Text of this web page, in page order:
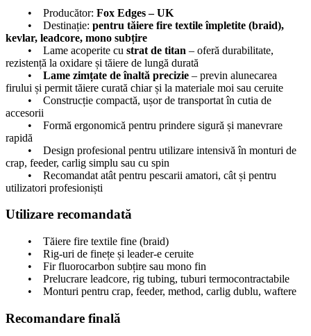
• Producător: Fox Edges – UK
• Destinație: pentru tăiere fire textile împletite (braid),
kevlar, leadcore, mono subțire
• Lame acoperite cu strat de titan – oferă durabilitate,
rezistență la oxidare și tăiere de lungă durată
• Lame zimțate de înaltă precizie – previn alunecarea
firului și permit tăiere curată chiar și la materiale moi sau ceruite
• Construcție compactă, ușor de transportat în cutia de
accesorii
• Formă ergonomică pentru prindere sigură și manevrare
rapidă
• Design profesional pentru utilizare intensivă în monturi de
crap, feeder, carlig simplu sau cu spin
• Recomandat atât pentru pescarii amatori, cât și pentru
utilizatori profesioniști
Utilizare recomandată
• Tăiere fire textile fine (braid)
• Rig-uri de finețe și leader-e ceruite
• Fir fluorocarbon subțire sau mono fin
• Prelucrare leadcore, rig tubing, tuburi termocontractabile
• Monturi pentru crap, feeder, method, carlig dublu, waftere
Recomandare finală